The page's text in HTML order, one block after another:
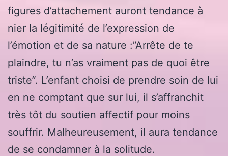
figures d’attachement auront tendance à
nier la légitimité de l’expression de
l’émotion et de sa nature :”Arrête de te
plaindre, tu n’as vraiment pas de quoi être
triste”. L’enfant choisi de prendre soin de lui
en ne comptant que sur lui, il s’affranchit
très tôt du soutien affectif pour moins
souffrir. Malheureusement, il aura tendance
de se condamner à la solitude.